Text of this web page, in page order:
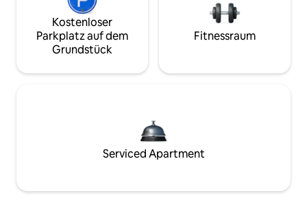
Kostenloser
Parkplatz auf dem
Grundstück
Fitnessraum
Serviced Apartment